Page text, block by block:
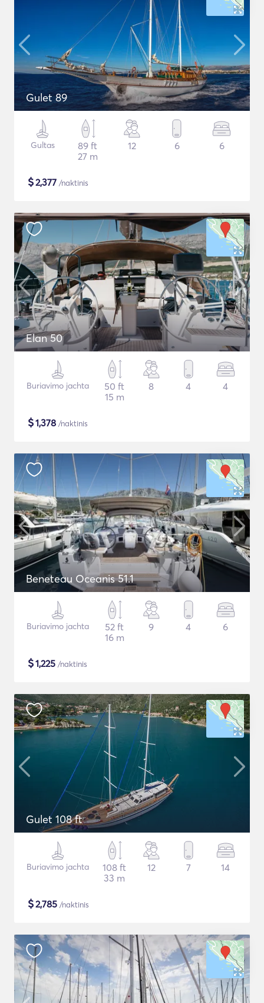
Gulet 89
Gultas
89 ft
27 m
12 6 6
$2,377 /naktinis
Elan 50
Buriavimo jachta
50 ft
15 m
8 4 4
$1,378 /naktinis
Beneteau Oceanis 51.1
Buriavimo jachta
52 ft
16 m
9 4 6
$1,225 /naktinis
Gulet 108 ft
Buriavimo jachta
108 ft
33 m
12 7 14
$2,785 /naktinis